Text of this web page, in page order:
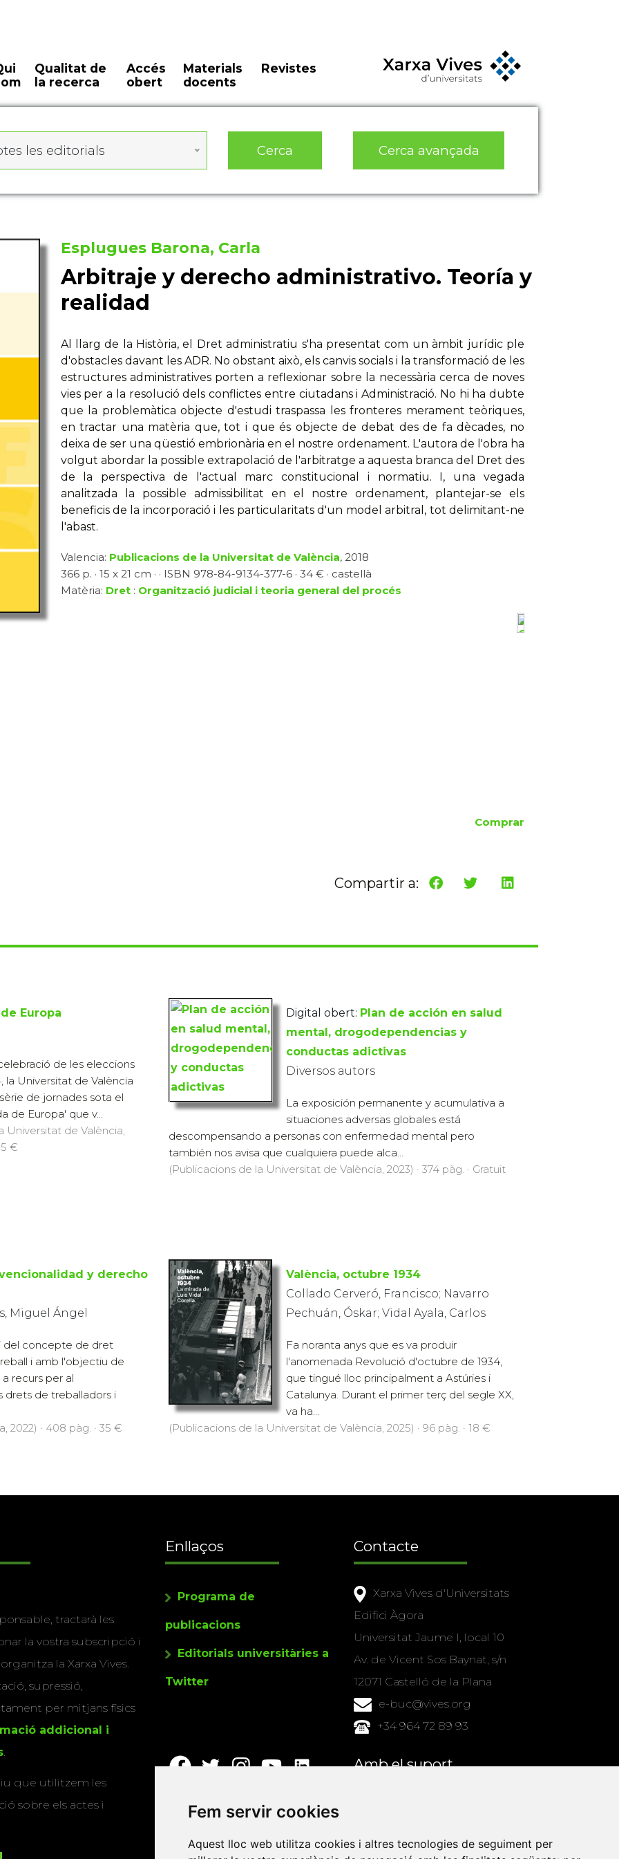
Fem servir cookies
Aquest lloc web utilitza cookies i altres tecnologies de seguiment per
Qualitat de
la recerca
Accés
obert
Materials
docents
Revistes
les editorials Cerca Cerca avançada
Esplugues Barona, Carla
Arbitraje y derecho administrativo. Teoría y
realidad
Al llarg de la Història, el Dret administratiu s'ha presentat com un àmbit jurídic ple
d'obstacles davant les ADR. No obstant això, els canvis socials i la transformació de les
estructures administratives porten a reflexionar sobre la necessària cerca de noves
vies per a la resolució dels conflictes entre ciutadans i Administració. No hi ha dubte
que la problemàtica objecte d'estudi traspassa les fronteres merament teòriques,
en tractar una matèria que, tot i que és objecte de debat des de fa dècades, no
deixa de ser una qüestió embrionària en el nostre ordenament. L'autora de l'obra ha
volgut abordar la possible extrapolació de l'arbitratge a aquesta branca del Dret des
de la perspectiva de l'actual marc constitucional i normatiu. I, una vegada
analitzada la possible admissibilitat en el nostre ordenament, plantejar-se els
beneficis de la incorporació i les particularitats d'un model arbitral, tot delimitant-ne
l'abast.
Valencia: Publicacions de la Universitat de València, 2018
366 p. · 15 x 21 cm · · ISBN 978-84-9134-377-6 · 34 € · castellà
Matèria: Dret: Organització judicial i teoria general del procés
Comprar
Compartir a:
Europa
de les eleccions
la Universitat de València
de jornades sota el
de Europa' que v...
Universitat de València,
€
Digital obert: Plan de acción en salud
mental, drogodependencias y
conductas adictivas
Diversos autors
La exposición permanente y acumulativa a
situaciones adversas globales está
descompensando a personas con enfermedad mental pero
también nos avisa que cualquiera puede alca...
(Publicacions de la Universitat de València, 2023) · 374 pàg. · Gratuït
y derecho
Miguel Ángel
del concepte de dret
i amb l'objectiu de
recurs per al
drets de treballadors i
2022) · 408 pàg. · 35 €
València, octubre 1934
Collado Cerveró, Francisco; Navarro
Pechuán, Óskar; Vidal Ayala, Carlos
Fa noranta anys que es va produir
l'anomenada Revolució d'octubre de 1934,
que tingué lloc principalment a Astúries i
Catalunya. Durant el primer terç del segle XX,
va ha...
(Publicacions de la Universitat de València, 2025) · 96 pàg. · 18 €
tractarà les
la vostra subscripció i
la Xarxa Vives.
supressió,
per mitjans físics
addicional i
que utilitzem les
sobre els actes i
Enllaços
Programa de
publicacions
Editorials universitàries a
Twitter
Contacte
Xarxa Vives d'Universitats
Edifici Àgora
Universitat Jaume I, local 10
Av. de Vicent Sos Baynat, s/n
12071 Castelló de la Plana
e-buc@vives.org
+34 964 72 89 93
Amb el suport